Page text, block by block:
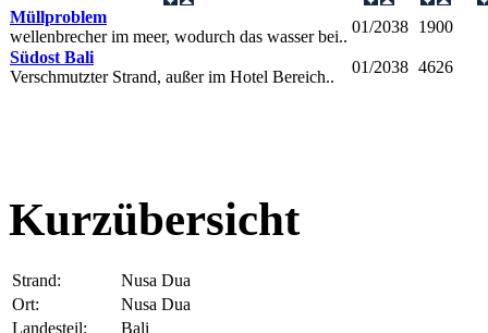
Müllproblem
wellenbrecher im meer, wodurch das wasser bei..
01/2038 1900
Südost Bali
Verschmutzter Strand, außer im Hotel Bereich..
01/2038 4626
Kurzübersicht
Strand:
Nusa Dua
Ort:
Nusa Dua
Landesteil:
Bali